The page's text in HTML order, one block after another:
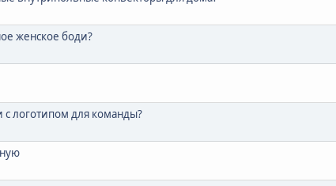
женское боди?
с логотипом для команды?